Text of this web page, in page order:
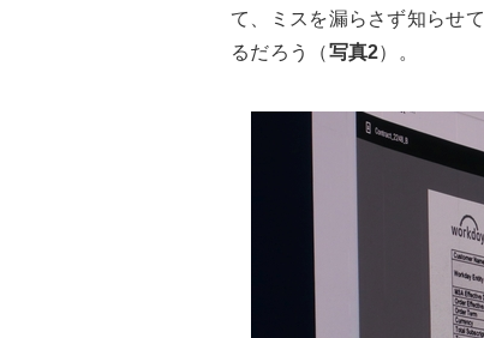
て、ミスを漏らさず知らせ
るだろう（写真2）。